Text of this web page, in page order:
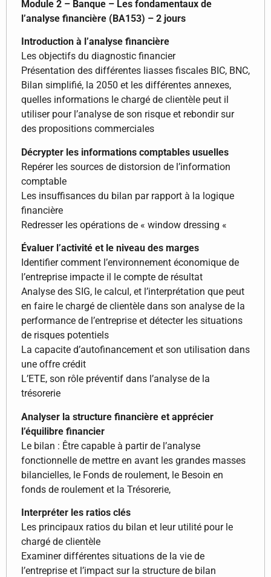
Module 2 – Banque – Les fondamentaux de
l’analyse financière (BA153) – 2 jours
Introduction à l’analyse financière
Les objectifs du diagnostic financier
Présentation des différentes liasses fiscales BIC, BNC,
Bilan simplifié, la 2050 et les différentes annexes,
quelles informations le chargé de clientèle peut il
utiliser pour l’analyse de son risque et rebondir sur
des propositions commerciales
Décrypter les informations comptables usuelles
Repérer les sources de distorsion de l’information
comptable
Les insuffisances du bilan par rapport à la logique
financière
Redresser les opérations de « window dressing «
Évaluer l’activité et le niveau des marges
Identifier comment l’environnement économique de
l’entreprise impacte il le compte de résultat
Analyse des SIG, le calcul, et l’interprétation que peut
en faire le chargé de clientèle dans son analyse de la
performance de l’entreprise et détecter les situations
de risques potentiels
La capacite d’autofinancement et son utilisation dans
une offre crédit
L’ETE, son rôle préventif dans l’analyse de la
trésorerie
Analyser la structure financière et apprécier
l’équilibre financier
Le bilan : Être capable à partir de l’analyse
fonctionnelle de mettre en avant les grandes masses
bilancielles, le Fonds de roulement, le Besoin en
fonds de roulement et la Trésorerie,
Interpréter les ratios clés
Les principaux ratios du bilan et leur utilité pour le
chargé de clientèle
Examiner différentes situations de la vie de
l’entreprise et l’impact sur la structure de bilan